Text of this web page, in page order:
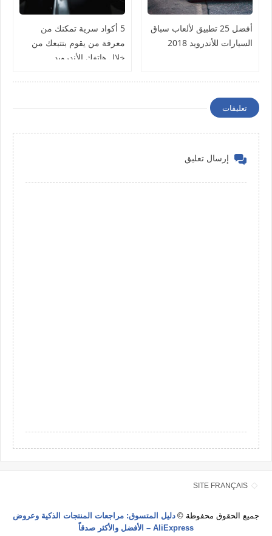
أفضل 25 تطبيق لألعاب سباق
السيارات للأندرويد 2018
5 أكواد سرية تمكنك من
معرفة من يقوم بتتبعك من
خلال هاتفك الأندرويد
تعليقات
إرسال تعليق
SITE FRANÇAIS
جميع الحقوق محفوظة © دليل المتسوق: مراجعات المنتجات الذكية وعروض
AliExpress – الأفضل والأكثر صدقاً